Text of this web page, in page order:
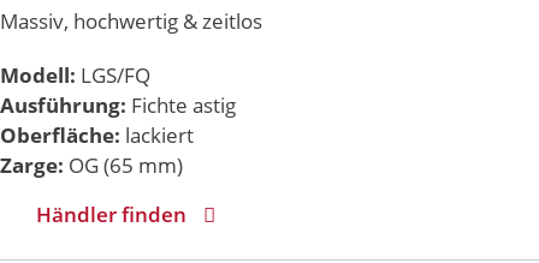
Massiv, hochwertig & zeitlos
Modell: LGS/FQ
Ausführung: Fichte astig
Oberfläche: lackiert
Zarge: OG (65 mm)
Händler finden